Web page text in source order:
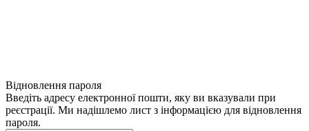
Відновлення пароля
Введіть адресу електронної пошти, яку ви вказували при
реєстрації. Ми надішлемо лист з інформацією для відновлення
пароля.